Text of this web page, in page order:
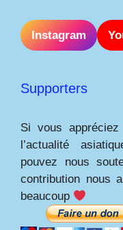
Instagram
Supporters
Si vous
l’actualité
pouvez nous
contribution nous
beaucoup